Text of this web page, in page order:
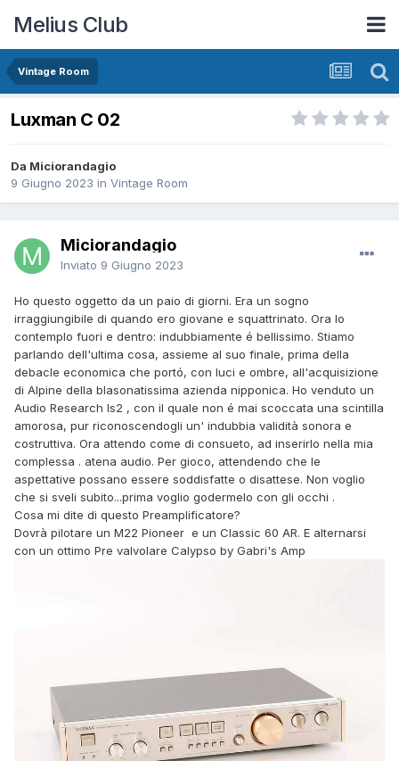
Melius Club
Vintage Room
Luxman C 02
Da Miciorandagio
9 Giugno 2023 in Vintage Room
Miciorandagio
Inviato 9 Giugno 2023
Ho questo oggetto da un paio di giorni. Era un sogno
irraggiungibile di quando ero giovane e squattrinato. Ora lo
contemplo fuori e dentro: indubbiamente é bellissimo. Stiamo
parlando dell'ultima cosa, assieme al suo finale, prima della
debacle economica che portó, con luci e ombre, all'acquisizione
di Alpine della blasonatissima azienda nipponica. Ho venduto un
Audio Research ls2 , con il quale non é mai scoccata una scintilla
amorosa, pur riconoscendogli un' indubbia validità sonora e
costruttiva. Ora attendo come di consueto, ad inserirlo nella mia
complessa . atena audio. Per gioco, attendendo che le
aspettative possano essere soddisfatte o disattese. Non voglio
che si sveli subito...prima voglio godermelo con gli occhi .
Cosa mi dite di questo Preamplificatore?
Dovrà pilotare un M22 Pioneer e un Classic 60 AR. E alternarsi
con un ottimo Pre valvolare Calypso by Gabri's Amp